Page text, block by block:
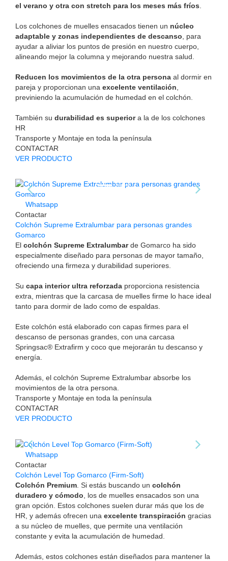
el verano y otra con stretch para los meses más fríos
Los colchones de muelles ensacados tienen un núcleo
adaptable y zonas independientes de descanso , para
ayudar a aliviar los puntos de presión en nuestro cuerpo,
alineando mejor la columna y mejorando nuestra salud.
Reducen los movimientos de la otra persona al dormir en
pareja y proporcionan una excelente ventilación
previniendo la acumulación de humedad en el colchón.
También su durabilidad es superiora la de los colchones
HR
Transporte y Montaje en toda la península
CONTACTAR
VER PRODUCTO
Whatsapp
Contactar
Colchón Supreme Extralumbar para personas grandes
Gomarco
El colchón Supreme Extralumbarde Gomarco ha sido
especialmente diseñado para personas de mayor tamaño,
ofreciendo una firmeza y durabilidad superiores.
Su capa interior ultra reforzada proporciona resistencia
extra, mientras que la carcasa de muelles firme lo hace ideal
tanto para dormir de lado como de espaldas.
Este colchón está elaborado con capas firmes para el
descanso de personas grandes, con una carcasa
Springsac® Extrafirm y coco que mejorarán tu descanso y
energía.
Además, el colchón Supreme Extralumbar absorbe los
movimientos de la otra persona.
Transporte y Montaje en toda la península
CONTACTAR
VER PRODUCTO
Whatsapp
Contactar
Colchón Level Top Gomarco (Firm-Soft)
Colchón Premium . Si estás buscando un colchón
duradero y cómodo , los de muelles ensacados son una
gran opción. Estos colchones suelen durar más que los de
HR, y además ofrecen una excelente transpiración gracias
a su núcleo de muelles, que permite una ventilación
constante y evita la acumulación de humedad.
Además, estos colchones están diseñados para mantener la